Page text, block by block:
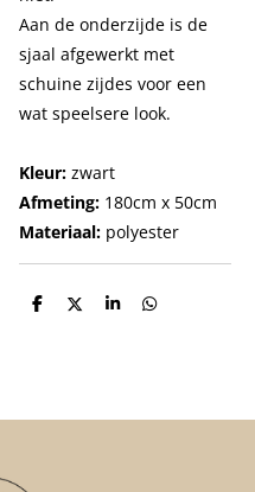
Aan de onderzijde is de
sjaal afgewerkt met
schuine zijdes voor een
wat speelsere look.
Kleur: zwart
Afmeting: 180cm x 50cm
Materiaal: polyester
D
D
S
D